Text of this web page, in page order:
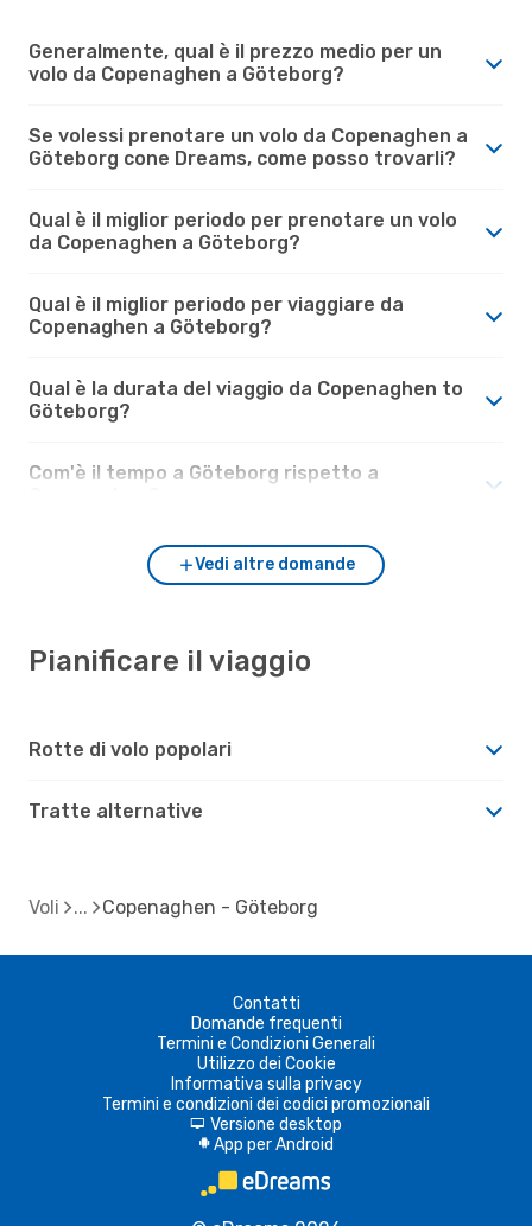
Generalmente, qual è il prezzo medio per un
volo da Copenaghen a Göteborg?
Se volessi prenotare un volo da Copenaghen a
Göteborg cone Dreams, come posso trovarli?
Qual è il miglior periodo per prenotare un volo
da Copenaghen a Göteborg?
Qual è il miglior periodo per viaggiare da
Copenaghen a Göteborg?
Qual è la durata del viaggio da Copenaghen to
Göteborg?
Com'è il tempo a Göteborg rispetto a
Vedi altre domande
Pianificare il viaggio
Rotte di volo popolari
Tratte alternative
Voli Copenaghen - Göteborg
Contatti
Domande frequenti
Termini e Condizioni Generali
Utilizzo dei Cookie
Informativa sulla privacy
Termini e condizioni dei codici promozionali
d Versione desktop
A App per Android